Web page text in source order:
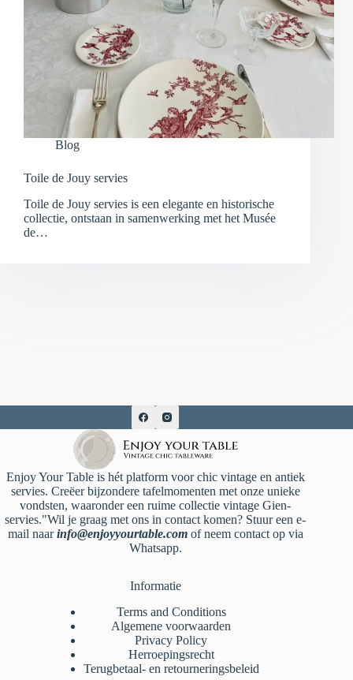
Blog
Toile de Jouy servies
Toile de Jouy servies is een elegante en historische
collectie, ontstaan in samenwerking met het Musée
de…
Enjoy Your Table is hét platform voor chic vintage en antiek
servies. Creëer bijzondere tafelmomenten met onze unieke
vondsten, waaronder een ruime collectie vintage Gien-
servies."Wil je graag met ons in contact komen? Stuur een e-
mail naarinfo@enjoyyourtable.comof neem contact op via
Whatsapp.
Informatie
Terms and Conditions
Algemene voorwaarden
Privacy Policy
Herroepingsrecht
Terugbetaal- en retourneringsbeleid